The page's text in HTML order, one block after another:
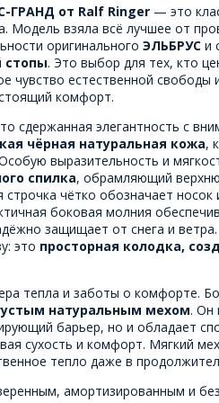
ГРАНД от Ralf Ringer — это
Модель взяла всё лучшее от
оригинального ЭЛЬБРУС и
стопы. Это выбор для тех, кто
чувство естественной свободы
комфорт.
сдержанная элегантность с
чёрная натуральная кожа,
выразительность и
спилка, обрамляющий
строчка чётко обозначает носок
боковая молния
защищает от снега и
это просторная колодка,
тепла и заботы о комфорте.
натуральным мехом. Он
барьер, но и обладает
сухость и комфорт. Мягкий
тепло даже в
амортизированным и